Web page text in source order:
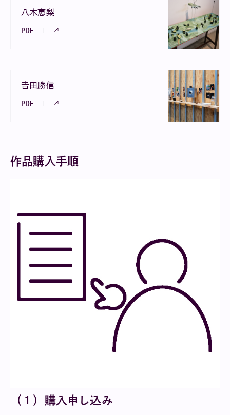
八木恵梨
PDF
𠮷田勝信
PDF
作品購入手順
（１）購入申し込み